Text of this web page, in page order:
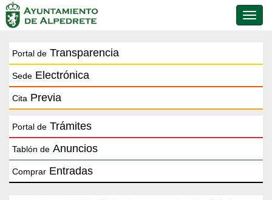
de
Portal de Transparencia
Sede Electrónica
Cita Previa
Portal de Trámites
Tablón de Anuncios
Comprar Entradas